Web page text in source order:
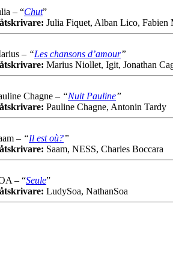
– “Chut”
Julia Fiquet, Alban Lico, Fabien
– “Les chansons d’amour”
Marius Niollet, Igit, Jonathan
Chagne – “Nuit Pauline”
Pauline Chagne, Antonin Tardy
– “Il est où?”
Saam, NESS, Charles Boccara
– “Seule”
LudySoa, NathanSoa